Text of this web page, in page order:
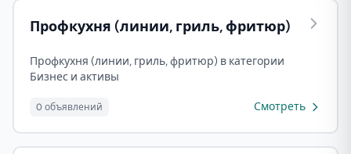
Профкухня (линии, гриль, фритюр)
Профкухня (линии, гриль, фритюр) в категории
Бизнес и активы
0 объявлений Смотреть